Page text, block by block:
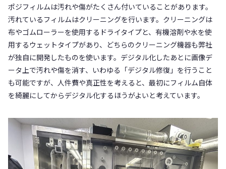
ポジフィルムは汚れや傷がたくさん付いていることがあります。
汚れているフィルムはクリーニングを行います。クリーニングは
布やゴムローラーを使用するドライタイプと、有機溶剤や水を使
用するウェットタイプがあり、どちらのクリーニング機器も弊社
が独自に開発したものを使います。デジタル化したあとに画像デ
ータ上で汚れや傷を消す、いわゆる「デジタル修復」を行うこと
も可能ですが、人件費や真正性を考えると、最初にフィルム自体
を綺麗にしてからデジタル化するほうがよいと考えています。